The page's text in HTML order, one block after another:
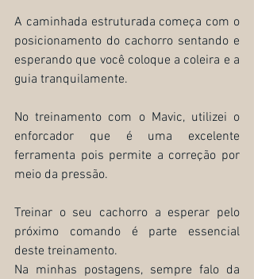
A caminhada estruturada começa com o
posicionamento do cachorro sentando e
esperando que você coloque a coleira e a
guia tranquilamente.
No treinamento com o Mavic, utilizei o
enforcador que é uma excelente
ferramenta pois permite a correção por
meio da pressão.
Treinar o seu cachorro a esperar pelo
próximo comando é parte essencial
deste treinamento.
Na minhas postagens, sempre falo da